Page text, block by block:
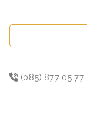
(085) 877 05 77